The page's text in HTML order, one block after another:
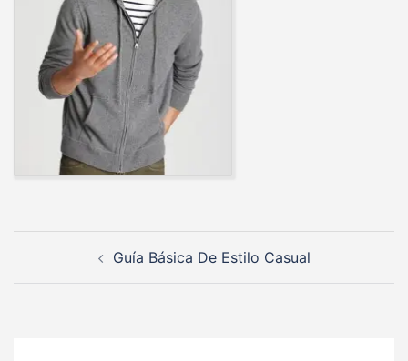
Guía Básica De Estilo Casual